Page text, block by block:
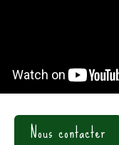
Nous contacter